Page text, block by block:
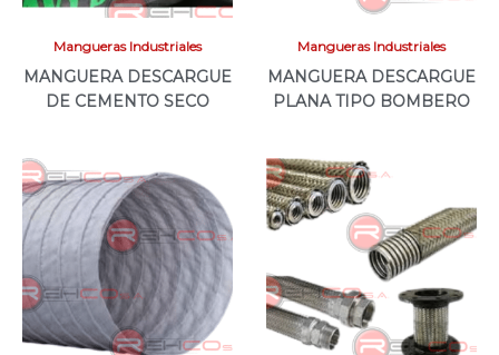
Mangueras Industriales
MANGUERA DESCARGUE
DE CEMENTO SECO
Mangueras Industriales
MANGUERA DESCARGUE
PLANA TIPO BOMBERO